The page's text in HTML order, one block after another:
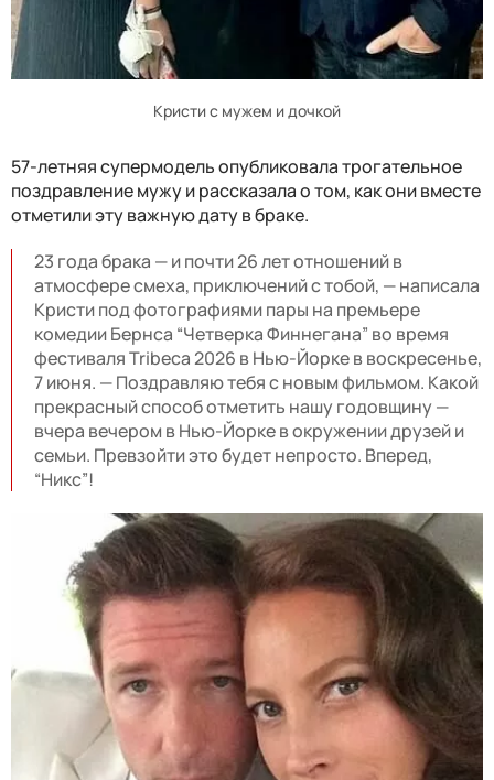
Кристи с мужем и дочкой
57-летняя супермодель опубликовала трогательное
поздравление мужу и рассказала о том, как они вместе
отметили эту важную дату в браке.
23 года брака — и почти 26 лет отношений в
атмосфере смеха, приключений с тобой, — написала
Кристи под фотографиями пары на премьере
комедии Бернса “Четверка Финнегана” во время
фестиваля Tribeca 2026 в Нью-Йорке в воскресенье,
7 июня. — Поздравляю тебя с новым фильмом. Какой
прекрасный способ отметить нашу годовщину —
вчера вечером в Нью-Йорке в окружении друзей и
семьи. Превзойти это будет непросто. Вперед,
“Никс”!